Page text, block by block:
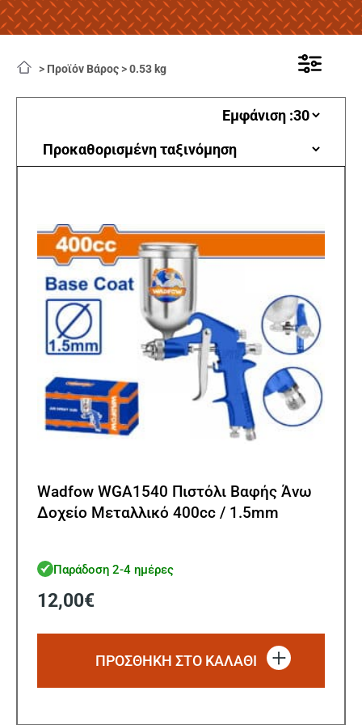
> Προϊόν Βάρος >0.53 kg
Wadfow WGA1540 Πιστόλι Βαφής Άνω
Δοχείο Μεταλλικό 400cc / 1.5mm
Παράδοση 2-4 ημέρες
12,00€
ΠΡΟΣΘΗΚΗ ΣΤΟ ΚΑΛΑΘΙ